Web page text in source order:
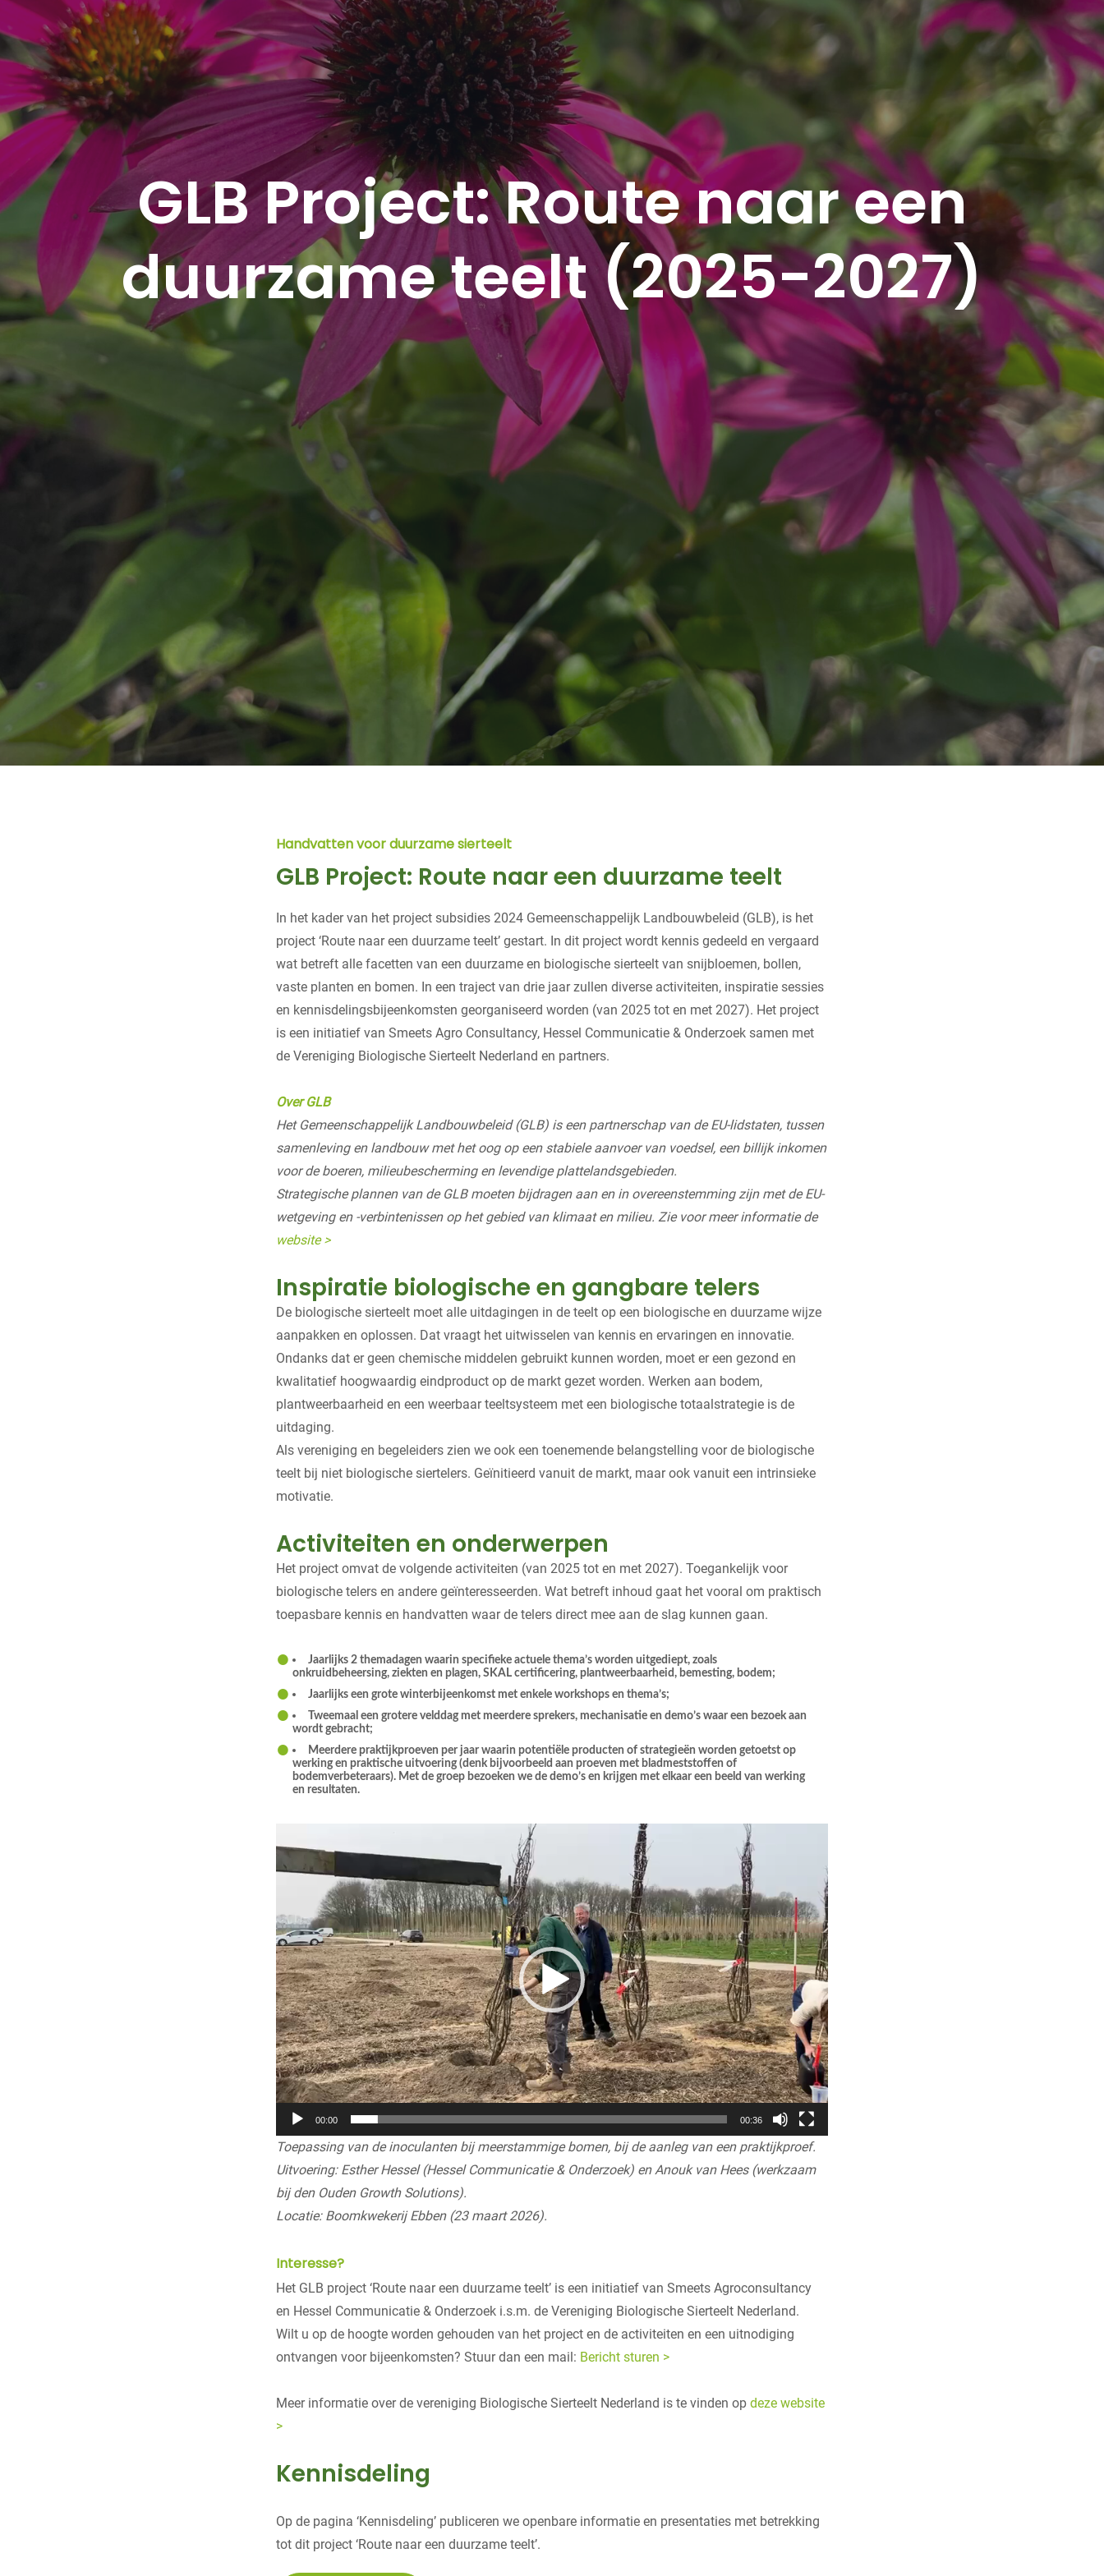
GLB Project: Route naar een
duurzame teelt (2025-2027)
Handvatten voor duurzame sierteelt
GLB Project: Route naar een duurzame teelt
In het kader van het project subsidies 2024 Gemeenschappelijk Landbouwbeleid (GLB), is het
project ‘Route naar een duurzame teelt’ gestart. In dit project wordt kennis gedeeld en vergaard
wat betreft alle facetten van een duurzame en biologische sierteelt van snijbloemen, bollen,
vaste planten en bomen. In een traject van drie jaar zullen diverse activiteiten, inspiratie sessies
en kennisdelingsbijeenkomsten georganiseerd worden (van 2025 tot en met 2027). Het project
is een initiatief van Smeets Agro Consultancy, Hessel Communicatie & Onderzoek samen met
de Vereniging Biologische Sierteelt Nederland en partners.
Over GLB
Het Gemeenschappelijk Landbouwbeleid (GLB) is een partnerschap van de EU-lidstaten, tussen
samenleving en landbouw met het oog op een stabiele aanvoer van voedsel, een billijk inkomen
voor de boeren, milieubescherming en levendige plattelandsgebieden.
Strategische plannen van de GLB moeten bijdragen aan en in overeenstemming zijn met de EU-
wetgeving en -verbintenissen op het gebied van klimaat en milieu. Zie voor meer informatie de
website >
Inspiratie biologische en gangbare telers
De biologische sierteelt moet alle uitdagingen in de teelt op een biologische en duurzame wijze
aanpakken en oplossen. Dat vraagt het uitwisselen van kennis en ervaringen en innovatie.
Ondanks dat er geen chemische middelen gebruikt kunnen worden, moet er een gezond en
kwalitatief hoogwaardig eindproduct op de markt gezet worden. Werken aan bodem,
plantweerbaarheid en een weerbaar teeltsysteem met een biologische totaalstrategie is de
uitdaging.
Als vereniging en begeleiders zien we ook een toenemende belangstelling voor de biologische
teelt bij niet biologische siertelers. Geïnitieerd vanuit de markt, maar ook vanuit een intrinsieke
motivatie.
Activiteiten en onderwerpen
Het project omvat de volgende activiteiten (van 2025 tot en met 2027). Toegankelijk voor
biologische telers en andere geïnteresseerden. Wat betreft inhoud gaat het vooral om praktisch
toepasbare kennis en handvatten waar de telers direct mee aan de slag kunnen gaan.
Jaarlijks 2 themadagen waarin speciﬁeke actuele thema’s worden uitgediept, zoals
onkruidbeheersing, ziekten en plagen, SKAL certiﬁcering, plantweerbaarheid, bemesting, bodem;
Jaarlijks een grote winterbijeenkomst met enkele workshops en thema’s;
Tweemaal een grotere velddag met meerdere sprekers, mechanisatie en demo’s waar een bezoek aan
wordt gebracht;
Meerdere praktijkproeven per jaar waarin potentiële producten of strategieën worden getoetst op
werking en praktische uitvoering (denk bijvoorbeeld aan proeven met bladmeststoffen of
bodemverbeteraars). Met de groep bezoeken we de demo’s en krijgen met elkaar een beeld van werking
en resultaten.
00:00 00:36
Toepassing van de inoculanten bij meerstammige bomen, bij de aanleg van een praktijkproef.
Uitvoering: Esther Hessel (Hessel Communicatie & Onderzoek) en Anouk van Hees (werkzaam
bij den Ouden Growth Solutions).
Locatie: Boomkwekerij Ebben (23 maart 2026).
Interesse?
Het GLB project ‘Route naar een duurzame teelt’ is een initiatief van Smeets Agroconsultancy
en Hessel Communicatie & Onderzoek i.s.m. de Vereniging Biologische Sierteelt Nederland.
Wilt u op de hoogte worden gehouden van het project en de activiteiten en een uitnodiging
ontvangen voor bijeenkomsten? Stuur dan een mail: Bericht sturen >
Meer informatie over de vereniging Biologische Sierteelt Nederland is te vinden op deze website
>
Kennisdeling
Op de pagina ‘Kennisdeling’ publiceren we openbare informatie en presentaties met betrekking
tot dit project ‘Route naar een duurzame teelt’.